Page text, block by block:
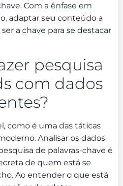
Com a ênfase em
adaptar seu conteúdo a
a chave para se destacar
pesquisa
com dados
como é uma das táticas
Analisar os dados
de palavras-chave é
de quem está se
Ao entender o que está